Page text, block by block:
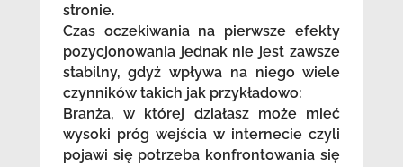
stronie.
Czas oczekiwania na pierwsze efekty
pozycjonowania jednak nie jest zawsze
stabilny, gdyż wpływa na niego wiele
czynników takich jak przykładowo:
Branża, w której działasz może mieć
wysoki próg wejścia w internecie czyli
pojawi się potrzeba konfrontowania się